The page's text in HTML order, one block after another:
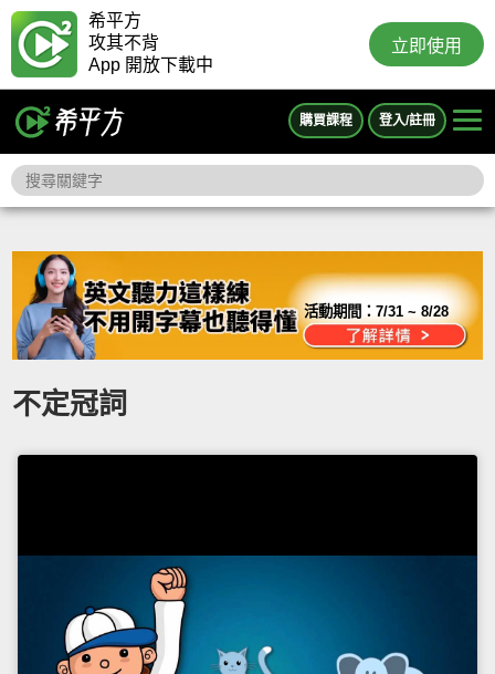
希平方
攻其不背
App 開放下載中
立即使用
購買課程 登入/註冊
活動期間：7/31 ~ 8/28
不定冠詞